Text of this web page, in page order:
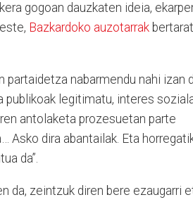
gogoan dauzkaten ideia,
Bazkardoko auzotarrak
partaidetza nabarmendu nahi izan
publikoak legitimatu, interes
antolaketa prozesuetan parte
Asko dira abantailak. Eta
da”.
da, zeintzuk diren bere ezaugarri